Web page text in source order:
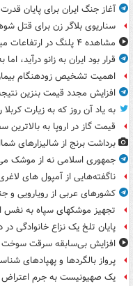
آغاز جنگ ایران برای پایان
سناریوی بلاگر زن برای قتل
مشاهده ۴ پلنگ در ارتفاعات میناب
قرار بود ایران به زانو درآید،
اهمیت تشخیص زودهنگام
افزایش مجدد قیمت بنزین
به یاد آن روز که به زیارت کربلا
قیمت گاز در اروپا به بالاترین سطح خود
برداشت برنج از شالیزارهای
جمهوری اسلامی نه از موشک
ناگفته‌هایی از آمپول های
کشورهای عربی از رویارویی و
تجهیز موشکهای سپاه به نفس
پایان تلخ یک نزاع خانوادگی در
افزایش بی‌سابقه سرقت سوخت
پرواز بالگردها و پهپادهای
یک صهیونیست به جرم اعتراض